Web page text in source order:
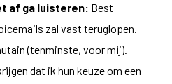
af ga luisteren: Best
zal vast teruglopen.
(tenminste, voor mij).
dat ik hun keuze om een